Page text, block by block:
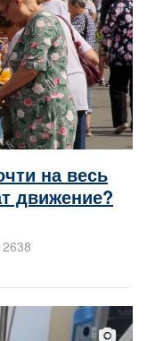
на весь
движение?
2638